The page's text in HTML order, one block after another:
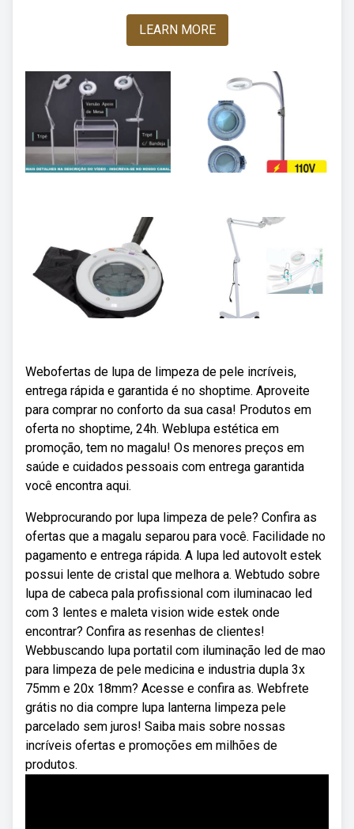
LEARN MORE
Webofertas de lupa de limpeza de pele incríveis,
entrega rápida e garantida é no shoptime. Aproveite
para comprar no conforto da sua casa! Produtos em
oferta no shoptime, 24h. Weblupa estética em
promoção, tem no magalu! Os menores preços em
saúde e cuidados pessoais com entrega garantida
você encontra aqui.
Webprocurando por lupa limpeza de pele? Confira as
ofertas que a magalu separou para você. Facilidade no
pagamento e entrega rápida. A lupa led autovolt estek
possui lente de cristal que melhora a. Webtudo sobre
lupa de cabeca pala profissional com iluminacao led
com 3 lentes e maleta vision wide estek onde
encontrar? Confira as resenhas de clientes!
Webbuscando lupa portatil com iluminação led de mao
para limpeza de pele medicina e industria dupla 3x
75mm e 20x 18mm? Acesse e confira as. Webfrete
grátis no dia compre lupa lanterna limpeza pele
parcelado sem juros! Saiba mais sobre nossas
incríveis ofertas e promoções em milhões de
produtos.